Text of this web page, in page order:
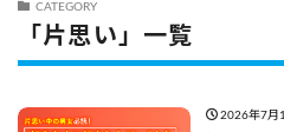
CATEGORY
「片思い」一覧
2026年7月